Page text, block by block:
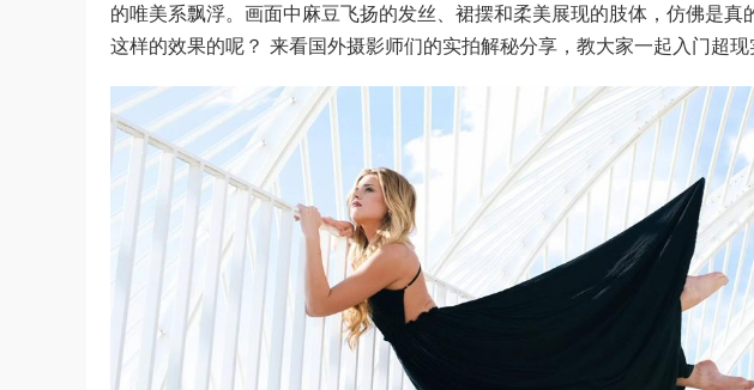
的唯美系飘浮。画面中麻豆飞扬的发丝、裙摆和柔美展现的肢体，仿佛是
这样的效果的呢？ 来看国外摄影师们的实拍解秘分享，教大家一起入门超现